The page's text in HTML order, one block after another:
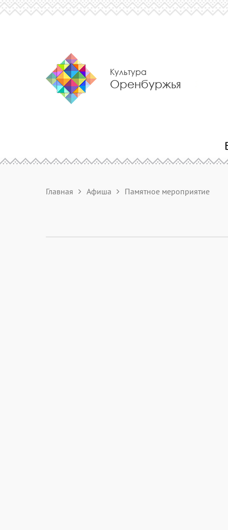
Культура
Оренбуржья
Главная Афиша Памятное мероприятие